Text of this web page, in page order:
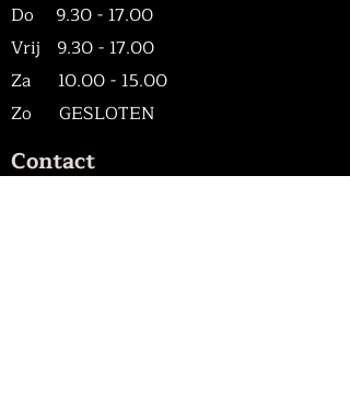
Do 9.30 - 17.00
Vrij 9.30 - 17.00
Za 10.00 - 15.00
Zo GESLOTEN
Contact